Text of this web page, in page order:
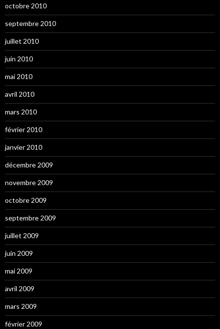
octobre 2010
septembre 2010
juillet 2010
juin 2010
mai 2010
avril 2010
mars 2010
février 2010
janvier 2010
décembre 2009
novembre 2009
octobre 2009
septembre 2009
juillet 2009
juin 2009
mai 2009
avril 2009
mars 2009
février 2009